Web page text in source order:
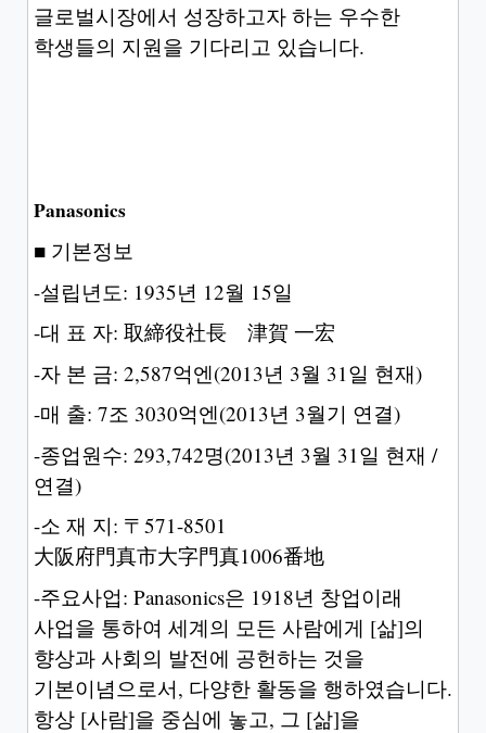
글로벌시장에서 성장하고자 하는 우수한
학생들의 지원을 기다리고 있습니다.
Panasonics
■ 기본정보
-설립년도: 1935년 12월 15일
-대 표 자: 取締役社長 津賀 一宏
-자 본 금: 2,587억엔(2013년 3월 31일 현재)
-매 출: 7조 3030억엔(2013년 3월기 연결)
-종업원수: 293,742명(2013년 3월 31일 현재 /
연결)
-소 재 지: 〒571-8501
大阪府門真市大字門真1006番地
-주요사업: Panasonics은 1918년 창업이래
사업을 통하여 세계의 모든 사람에게 [삶]의
향상과 사회의 발전에 공헌하는 것을
기본이념으로서, 다양한 활동을 행하였습니다.
항상 [사람]을 중심에 놓고, 그 [삶]을